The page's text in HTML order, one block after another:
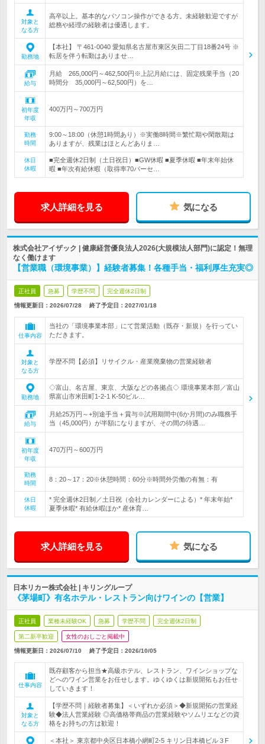
対象と
なる方
高卒以上。基本的なパソコン操作ができる方。未経験歓迎ですが
総務や経理の経験者は優遇します。
勤務地
【本社】 〒461-0040 愛知県名古屋市東区矢田二丁目18番24号 ※
転居を伴う転勤はありませ…
給与
月給 265,000円～462,500円※上記月給には、固定残業手当（20
時間分 35,000円～62,500円）を…
初年度
年収
400万円～700万円
勤務
時間
9:00～18:00（休憩1時間あり）※実働8時間※繁忙期や閑散期は
ありますが、残業はほとんどありま…
休日
休暇
■完全週休2日制（土日祝日）■GW休暇 ■夏季休暇 ■年末年始休
暇 ■年次有給休暇（取得率70パーセ…
求人詳細を見る 気になる
株式会社アイザック | 健康経営優良法人2026(大規模法人部門)に認定！無理
なく働けます
【営業職（環境事業）】経験者募集！各種手当・福利厚生充実◎
正社員 急募 学歴不問 完全週休2日制
情報更新日：2026/07/28 終了予定日： 2027/01/18
仕事内容
当社の「環境事業本部」にて営業活動（既存・新規）を行ってい
ただきます。
対象と
なる方
学歴不問【必須】リサイクル・産業廃棄物の営業経験者
勤務地
◇富山、名古屋、東京、大阪などの各拠点◇ 環境事業本部／富山
県富山市米田町1-2-1 K-50ビル…
給与
月給25万円～+別途手当＋賞与※試用期間中(6か月間)のみ職務手
当（45,000円）が半額になりますが、その間の待遇…
初年度
年収
470万円～600万円
勤務
時間
8：20～17：20※休憩時間：60分※時間外労働の有無：有
休日
休暇
* 完全週休2日制／土日祝（会社カレンダーによる）* 年末年始*
夏季休暇* 有給休暇ほか* 産休育…
求人詳細を見る 気になる
日本リカー株式会社 | キリングループ
《茅場町》有名ホテル・レストラン向けワインの【営業】
正社員 業種未経験OK 急募 学歴不問 完全週休2日制
第二新卒歓迎 女性のおしごと掲載中
情報更新日：2026/07/10 終了予定日： 2026/10/05
仕事内容
既存顧客から担当★高級ホテル、レストラン、ワインショップな
どへのワイン営業をお任せします。ゆくゆくは新規開拓もお任せ
していきます！
対象と
なる方
【学歴不問｜経験者募集】＜いずれか必須＞◆新規開拓の営業経
験◆法人営業経験 ◎高価格帯商品の営業経験やソムリエなどの資
格をお持ちの方は歓迎！
＜本社＞ 東京都中央区日本橋小網町2-5 キリン日本橋ビル３F